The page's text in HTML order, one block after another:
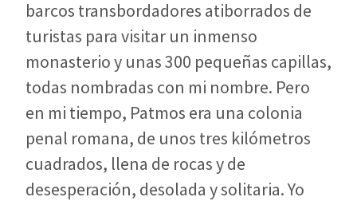
barcos transbordadores atiborrados de
turistas para visitar un inmenso
monasterio y unas 300 pequeñas capillas,
todas nombradas con mi nombre. Pero
en mi tiempo, Patmos era una colonia
penal romana, de unos tres kilómetros
cuadrados, llena de rocas y de
desesperación, desolada y solitaria. Yo